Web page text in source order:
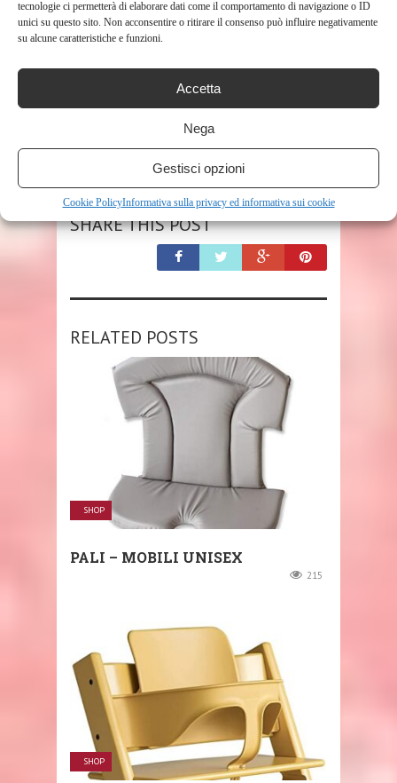
tecnologie ci permetterà di elaborare dati come il comportamento di navigazione o ID
unici su questo sito. Non acconsentire o ritirare il consenso può influire negativamente
su alcune caratteristiche e funzioni.
Accetta
Nega
Gestisci opzioni
Cookie PolicyInformativa sulla privacy ed informativa sui cookie
TAGS SEGGIOLONE
SHARE THIS POST
RELATED POSTS
SHOP
PALI – MOBILI UNISEX
215
SHOP